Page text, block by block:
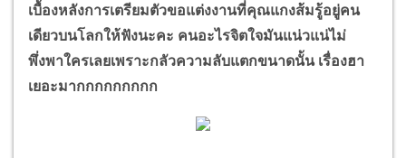
เบื้องหลังการเตรียมตัวขอแต่งงานที่คุณแกงส้มรู้อยู่คน
เดียวบนโลกให้ฟังนะคะ คนอะไรจิตใจมันแน่วแน่ไม่
พึ่งพาใครเลยเพราะกลัวความลับแตกขนาดนั้น เรื่องฮา
เยอะมากกกกกกกกก